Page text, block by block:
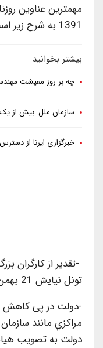
1391 به شرح زیر است:
بیشتر بخوانید
چه بر روز معیشت
سازمان ملل: بیش از یک
خبرگزاری ایرنا از
-تقدیر از کارگران
تونل نیایش 21 بهمن ماه افتتاح می شود
-دولت در پی كاهش
مراكزي مانند
دولت به تصويب